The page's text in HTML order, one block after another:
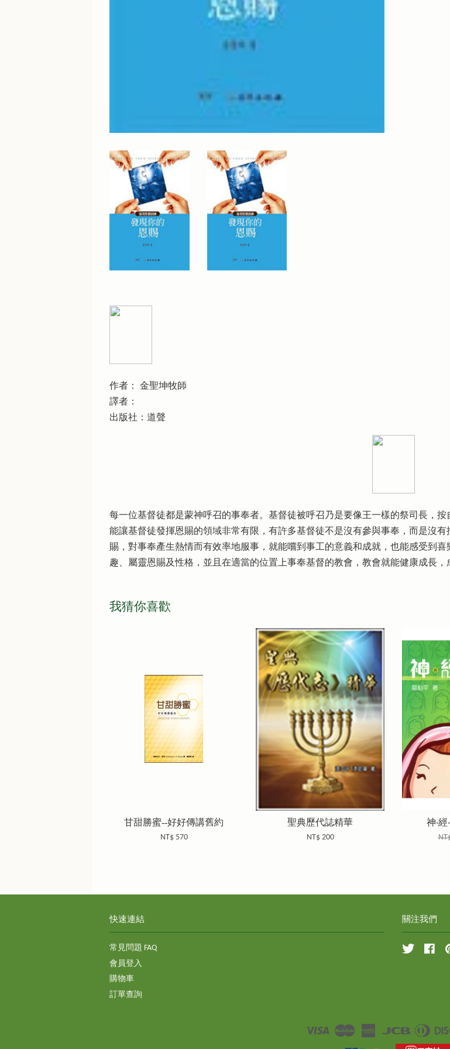
作者： 金聖坤牧師
譯者：
出版社：道聲
每一位基督徒都是蒙神呼召的事奉者。基督徒被呼召乃是要像王一樣的祭司長，
能讓基督徒發揮恩賜的領域非常有限，有許多基督徒不是沒有參與事奉，而是沒
賜，對事奉產生熱情而有效率地服事，就能嚐到事工的意義和成就，也能感受到
趣、屬靈恩賜及性格，並且在適當的位置上事奉基督的教會，教會就能健康成長，
我猜你喜歡
甘甜勝蜜--好好傳講舊約
NT$ 570
聖典歷代誌精華
NT$ 200
神‧
快速連結
常見問題 FAQ
會員登入
購物車
訂單查詢
關注我們
Twitter
Visa Master
American
JCB